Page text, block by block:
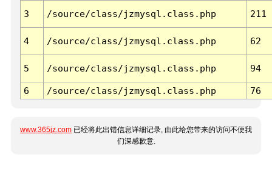
3 /source/class/jzmysql.class.php 211
4 /source/class/jzmysql.class.php 62
5 /source/class/jzmysql.class.php 94
6 /source/class/jzmysql.class.php 76
www.365jz.com 已经将此出错信息详细记录, 由此给您带来的访问不便我
们深感歉意.